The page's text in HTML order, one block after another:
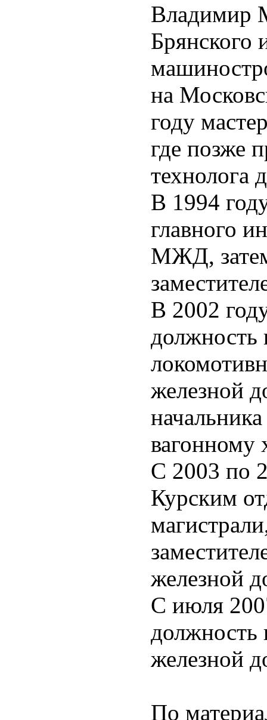
Владимир
Брянского
на
году
где позже
технолога
В 1994
главного
МЖД,
В 2002
должность
железной
вагонному
С 2003 по
Курским
железной
С июля
железной
По